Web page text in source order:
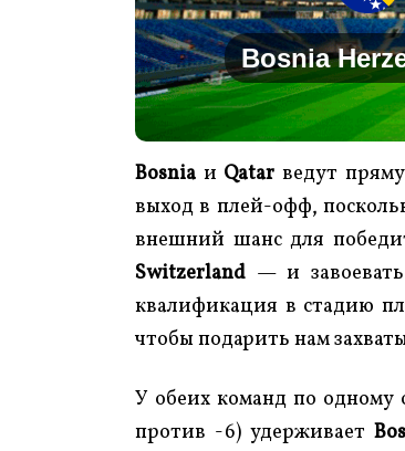
Bosnia
Bosnia и Qatar ведут
выход в плей-офф,
внешний шанс для
Switzerland — и
квалификация в стадию
чтобы подарить нам
У обеих команд по одному
против -6) удерживает